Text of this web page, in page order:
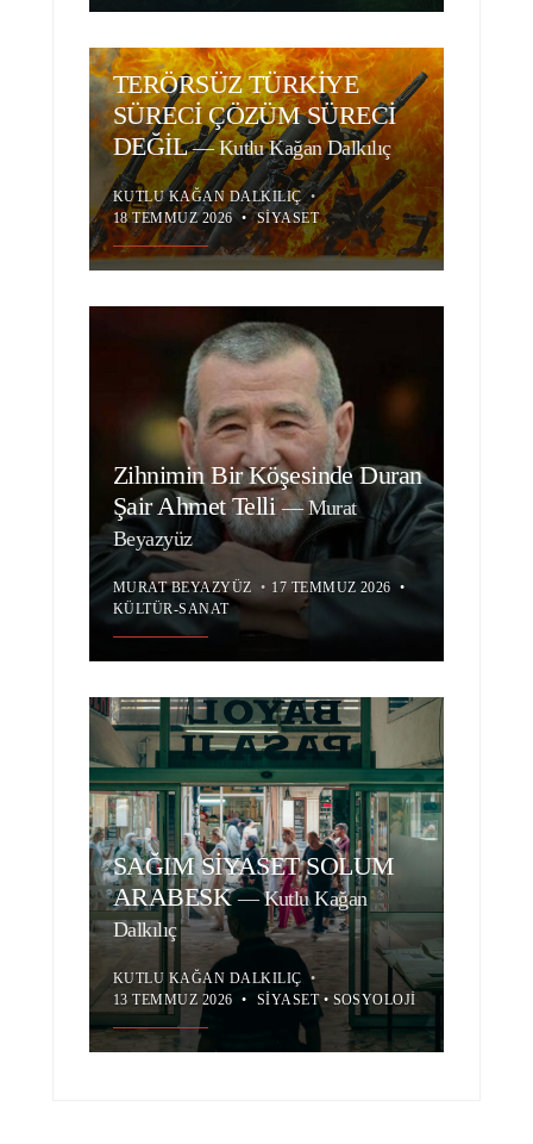
TERÖRSÜZ TÜRKİYE
SÜRECİ ÇÖZÜM SÜRECİ
DEĞİL—Kutlu Kağan Dalkılıç
KUTLU KAĞAN DALKILIÇ •
18 TEMMUZ 2026 • SIYASET
Zihnimin Bir Köşesinde Duran
Şair Ahmet Telli—Murat
Beyazyüz
MURAT BEYAZYÜZ • 17 TEMMUZ 2026 •
KÜLTÜR-SANAT
SAĞIM SİYASET SOLUM
ARABESK—Kutlu Kağan
Dalkılıç
KUTLU KAĞAN DALKILIÇ •
13 TEMMUZ 2026 • SIYASET• SOSYOLOJI